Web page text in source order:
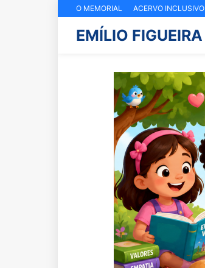
O MEMORIAL ACERVO INCLUSIVO
EMÍLIO FIGUEIRA